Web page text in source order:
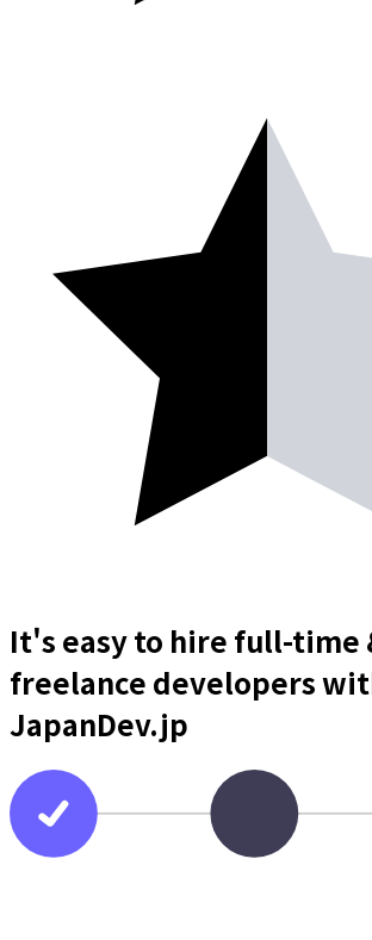
It's easy to hire full-time
freelance developers
JapanDev.jp